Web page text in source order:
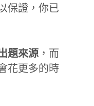
保證，你已
題來源 ，而
花更多的時